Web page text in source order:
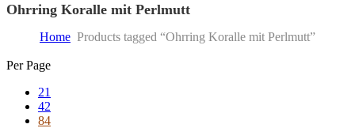
Ohrring Koralle mit Perlmutt
Home Products tagged “Ohrring Koralle mit Perlmutt”
Skip
content
Per Page
21
42
84